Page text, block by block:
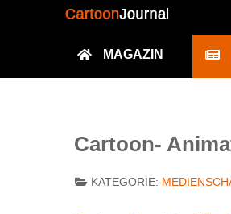
MAGAZIN
Cartoon-
KATEGORIE: